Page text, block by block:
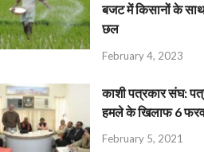
बजट में किसानों के
छल
February 4, 2023
काशी पत्रकार संघ:
हमले के खिलाफ 6
February 5, 2021